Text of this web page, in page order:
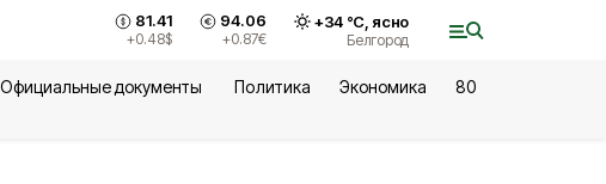
81.41
+0.48$
94.06
+0.87€
+34°С, ясно
Белгород
Официальные документы Политика Экономика
80